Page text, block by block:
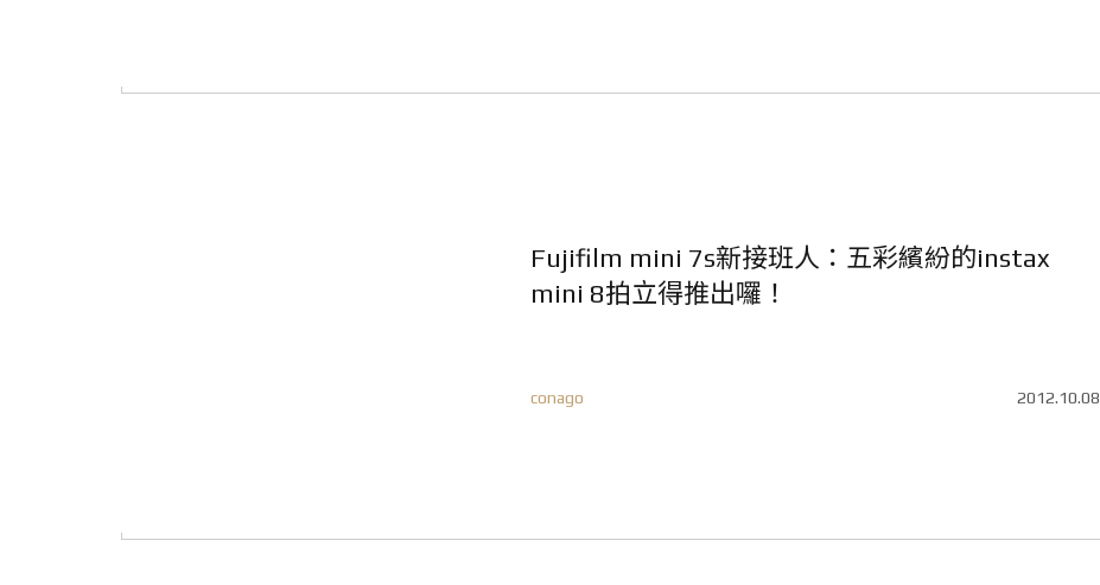
Fujifilm mini 7s新接班人：五彩繽紛的instax
mini 8拍立得推出囉！
conago 2012.10.08